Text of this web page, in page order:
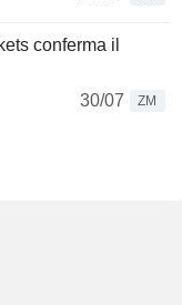
conferma il
30/07
ZM